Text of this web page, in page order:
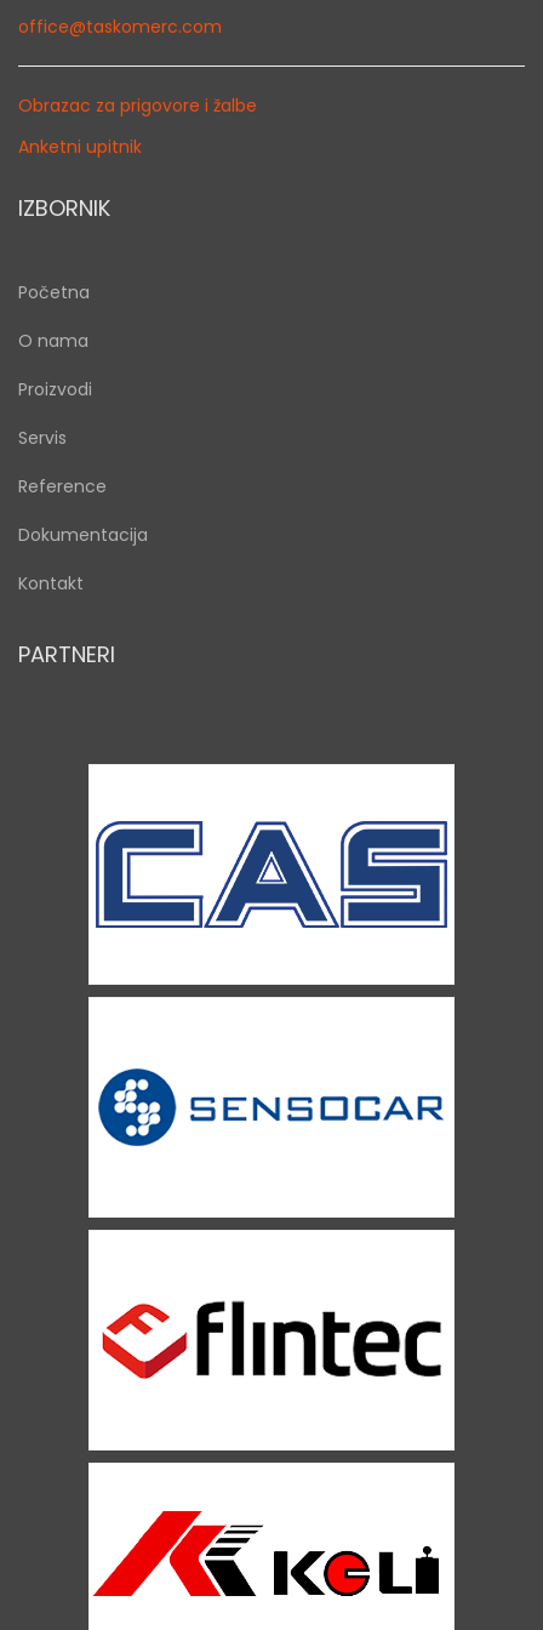
office@taskomerc.com
Obrazac za prigovore i žalbe
Anketni upitnik
IZBORNIK
Početna
O nama
Proizvodi
Servis
Reference
Dokumentacija
Kontakt
PARTNERI